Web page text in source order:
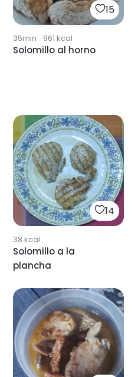
15
35min · 961 kcal
Solomillo al horno
14
38 kcal
Solomillo a la
plancha